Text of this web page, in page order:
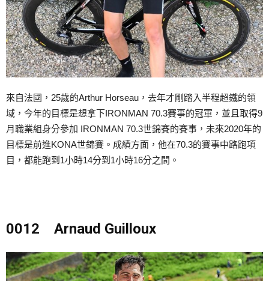
來自法國，25歲的Arthur Horseau，去年才剛踏入半程超鐵的領
域，今年的目標是想拿下IRONMAN 70.3賽事的冠軍，並且取得9
月職業組身分參加 IRONMAN 70.3世錦賽的賽事，未來2020年的
目標是前進KONA世錦賽。成績方面，他在70.3的賽事中路跑項
目，都能跑到1小時14分到1小時16分之間。
0012 Arnaud Guilloux